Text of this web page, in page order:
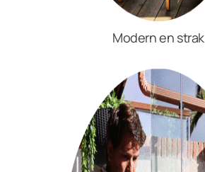
Modern en strak